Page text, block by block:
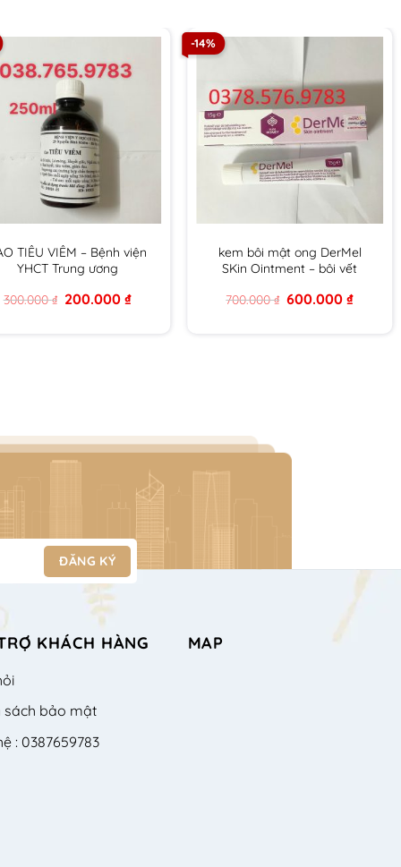
TIÊU VIÊM – Bệnh viện
YHCT Trung ương
300.000₫ Original
price
200.000 ₫Current
price
-14%
kem bôi mật ong DerMel
SKin Ointment – bôi vết
DERMEL SKIN OINMENT tuýp
700.000₫ Original
price
600.000₫Current
KHÁCH HÀNG
sách bảo mật
: 0387659783
MAP